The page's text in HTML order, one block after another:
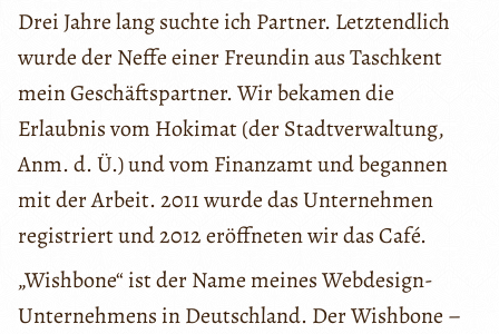
Drei Jahre lang suchte ich Partner. Letztendlich
wurde der Neffe einer Freundin aus Taschkent
mein Geschäftspartner. Wir bekamen die
Erlaubnis vom Hokimat (der Stadtverwaltung,
Anm. d. Ü.) und vom Finanzamt und begannen
mit der Arbeit. 2011 wurde das Unternehmen
registriert und 2012 eröffneten wir das Café.
„Wishbone“ ist der Name meines Webdesign-
Unternehmens in Deutschland. Der Wishbone –